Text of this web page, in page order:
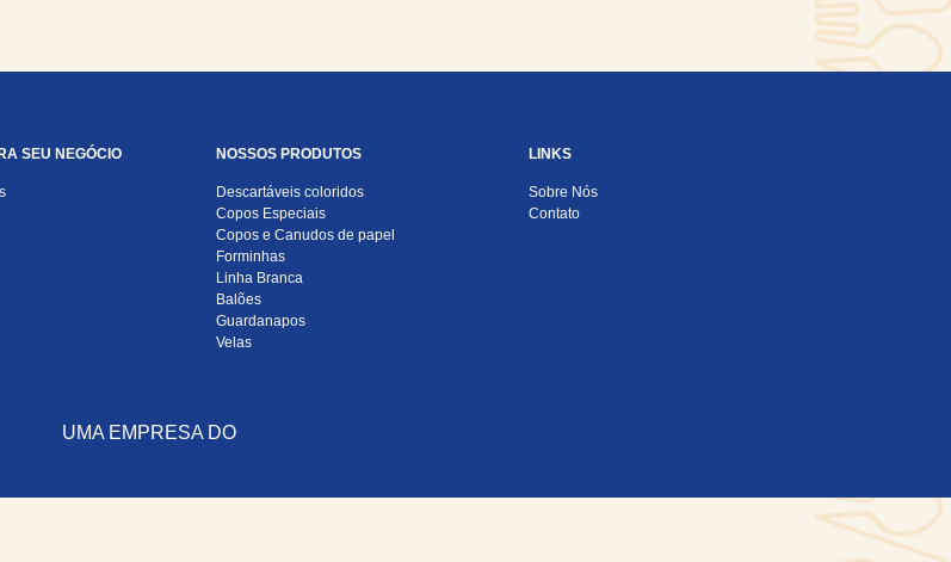
SEU NEGÓCIO NOSSOS PRODUTOS
Descartáveis coloridos
Copos Especiais
Copos e Canudos de papel
Forminhas
Linha Branca
Balões
Guardanapos
Velas
LINKS
Sobre Nós
Contato
UMA EMPRESA DO